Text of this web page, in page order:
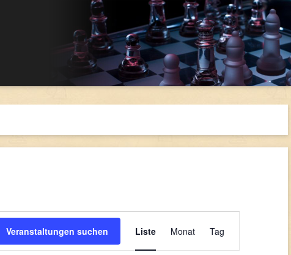
Veranstaltungen suchen
Ansichten-
Liste Monat Tag